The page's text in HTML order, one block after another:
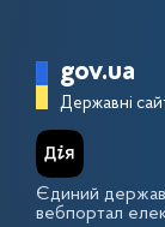
gov.ua
Державні
Єдиний
вебпортал